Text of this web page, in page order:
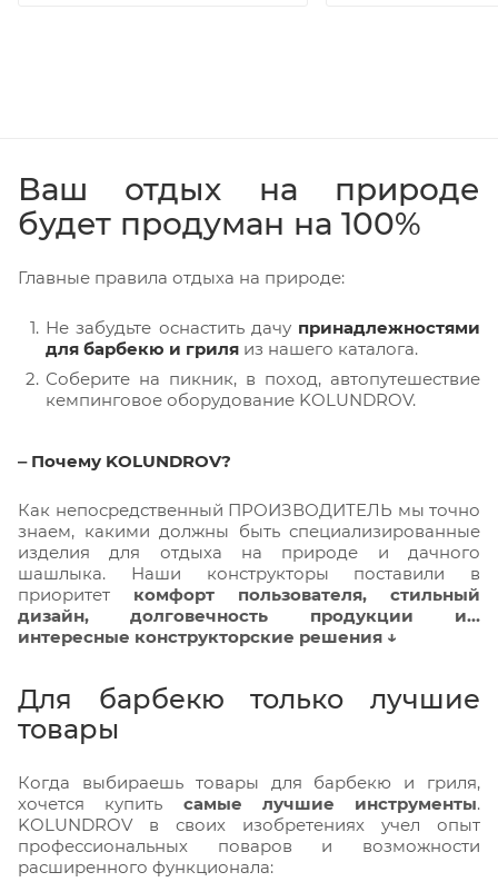
Ваш отдых на природе
будет продуман на 100%
Главные правила отдыха на природе:
Не забудьте оснастить дачу принадлежностями
для барбекю и гриля из нашего каталога.
Соберите на пикник, в поход, автопутешествие
кемпинговое оборудование KOLUNDROV.
‒ Почему KOLUNDROV?
Как непосредственный ПРОИЗВОДИТЕЛЬ мы точно
знаем, какими должны быть специализированные
изделия для отдыха на природе и дачного
шашлыка. Наши конструкторы поставили в
приоритет комфорт пользователя, стильный
дизайн, долговечность продукции и…
интересные конструкторские решения ↓
Для барбекю только лучшие
товары
Когда выбираешь товары для барбекю и гриля,
хочется купить самые лучшие инструменты.
KOLUNDROV в своих изобретениях учел опыт
профессиональных поваров и возможности
расширенного функционала: